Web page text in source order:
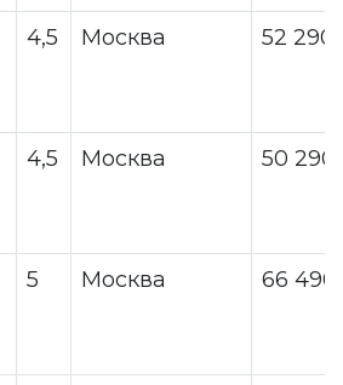
4,5 Москва 52 290
4,5 Москва 50 290
5 Москва 66 490